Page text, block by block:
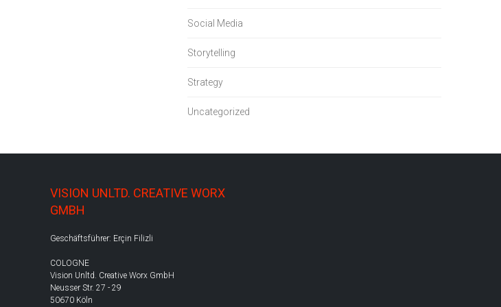
Social Media
Storytelling
Strategy
Uncategorized
VISION UNLTD. CREATIVE WORX
GMBH
Geschäftsführer: Erçin Filizli
COLOGNE
Vision Unltd. Creative Worx GmbH
Neusser Str. 27 - 29
50670 Köln